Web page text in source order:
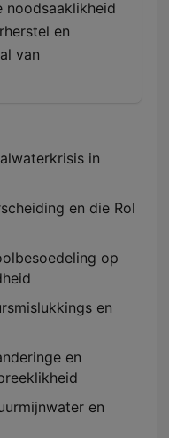
noodsaaklikheid
en
van
in
en die Rol
op
en
en
en